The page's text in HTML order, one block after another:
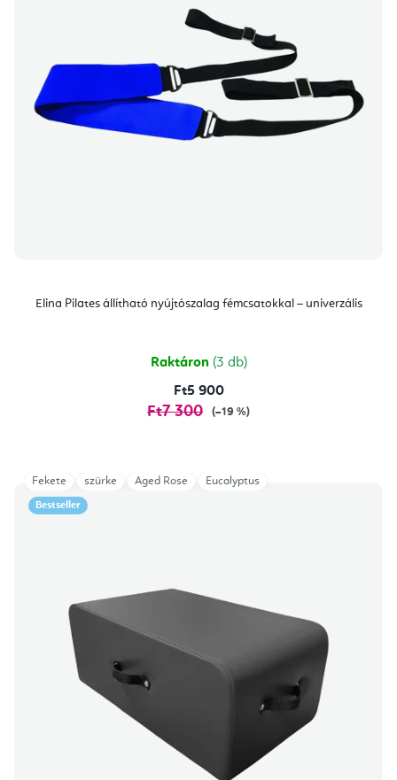
Elina Pilates állítható nyújtószalag fémcsatokkal – univerzális
Raktáron (3 db)
Ft5 900
Ft7 300 (–19 %)
Bestseller
Fekete szürke Aged Rose Eucalyptus